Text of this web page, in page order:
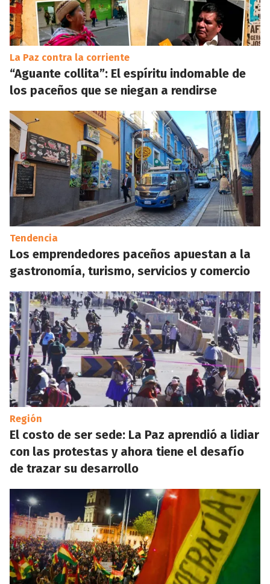
La Paz contra la corriente
“Aguante collita”: El espíritu indomable de
los paceños que se niegan a rendirse
Tendencia
Los emprendedores paceños apuestan a la
gastronomía, turismo, servicios y comercio
Región
El costo de ser sede: La Paz aprendió a lidiar
con las protestas y ahora tiene el desafío
de trazar su desarrollo